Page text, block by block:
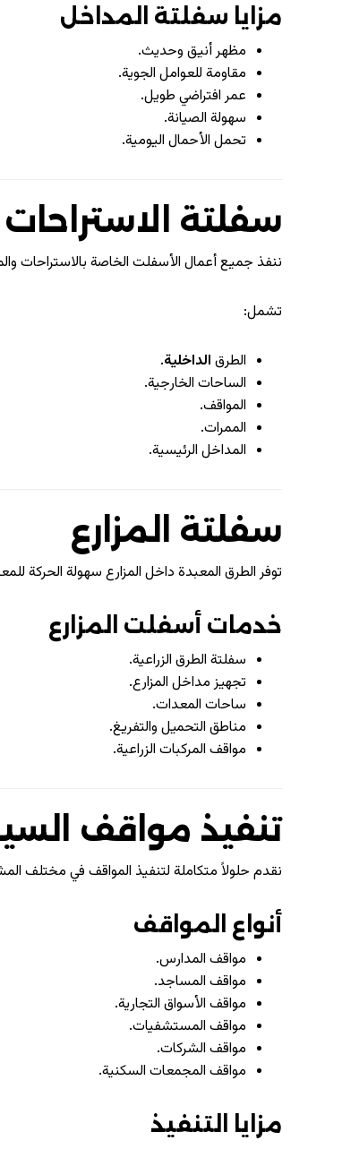
مزايا سفلتة المداخل
مظهر أنيق وحديث.
مقاومة للعوامل الجوية.
عمر افتراضي طويل.
سهولة الصيانة.
تحمل الأحمال اليومية.
سفلتة
ننفذ جميع أعمال الأسفلت الخاصة بالاستراحات
تشمل:
الطرق الداخلية.
الساحات الخارجية.
المواقف.
الممرات.
المداخل الرئيسية.
سفلتة المزارع
توفر الطرق المعبدة داخل المزارع سهولة الحركة
خدمات أسفلت المزارع
سفلتة الطرق الزراعية.
تجهيز مداخل المزارع.
ساحات المعدات.
مناطق التحميل والتفريغ.
مواقف المركبات الزراعية.
تنفيذ مواقف
نقدم حلولاً متكاملة لتنفيذ المواقف في مختلف
أنواع المواقف
مواقف المدارس.
مواقف المساجد.
مواقف الأسواق التجارية.
مواقف المستشفيات.
مواقف الشركات.
مواقف المجمعات السكنية.
مزايا التنفيذ